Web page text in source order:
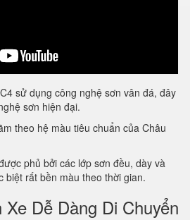
sử dụng công nghệ sơn vân đá, đây
sơn hiện đại.
theo hệ màu tiêu chuẩn của Châu
phủ bởi các lớp sơn đều, dày và
biệt rất bền màu theo thời gian.
Dễ Dàng Di Chuyển